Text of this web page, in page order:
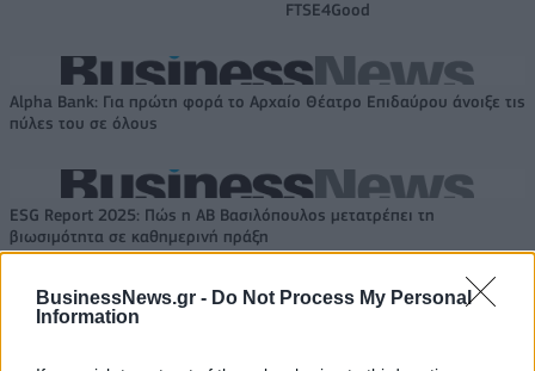
BusinessNews.gr - Do Not Process My Personal
Information
FTSE4Good
Alpha Bank: Για πρώτη φορά το Αρχαίο Θέατρο Επιδαύρου άνοιξε τις
πύλες του σε όλους
ESG Report 2025: Πώς η ΑΒ Βασιλόπουλος μετατρέπει τη
βιωσιμότητα σε καθημερινή πράξη